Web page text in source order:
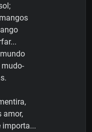
amor,
importa...